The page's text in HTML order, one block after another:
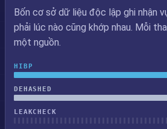
Bốn cơ sở dữ liệu độc lập ghi nhận
phải lúc nào cũng khớp nhau. Mỗi
một nguồn.
HIBP
DEHASHED
LEAKCHECK